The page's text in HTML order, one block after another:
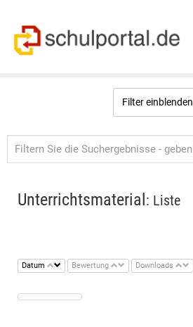
Filter einblenden
Unterrichtsmaterial : Liste
Datum Bewertung Downloads